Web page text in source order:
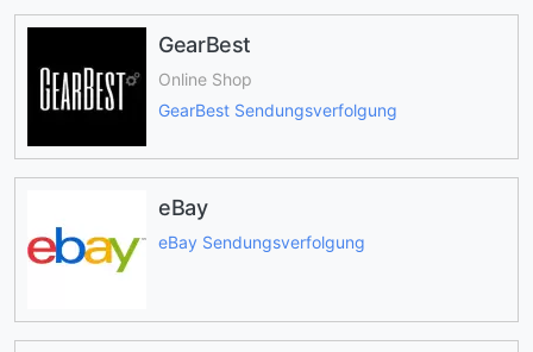
GearBest
Online Shop
GearBest Sendungsverfolgung
eBay
eBay Sendungsverfolgung